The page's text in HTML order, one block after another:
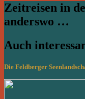
Zeitreisen in
anderswo …
Auch
Die Feldberger